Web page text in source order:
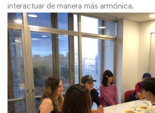
interactuar de manera más armónica.